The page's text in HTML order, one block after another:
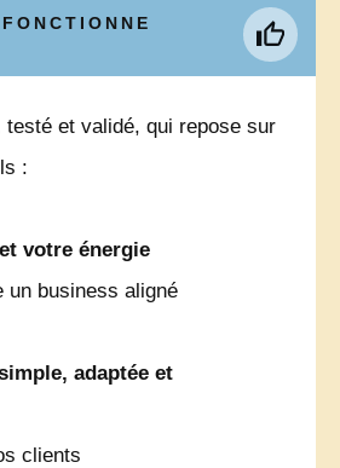
testé et validé, qui repose sur
:
votre énergie
business aligné
adaptée et
clients